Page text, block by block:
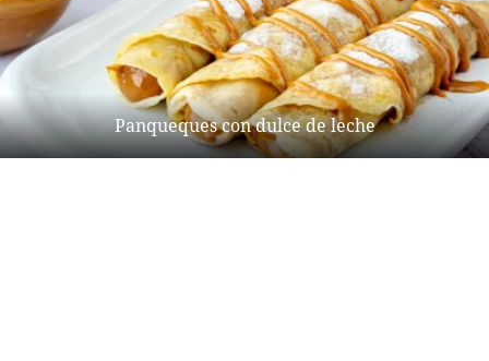
Panqueques con dulce de leche